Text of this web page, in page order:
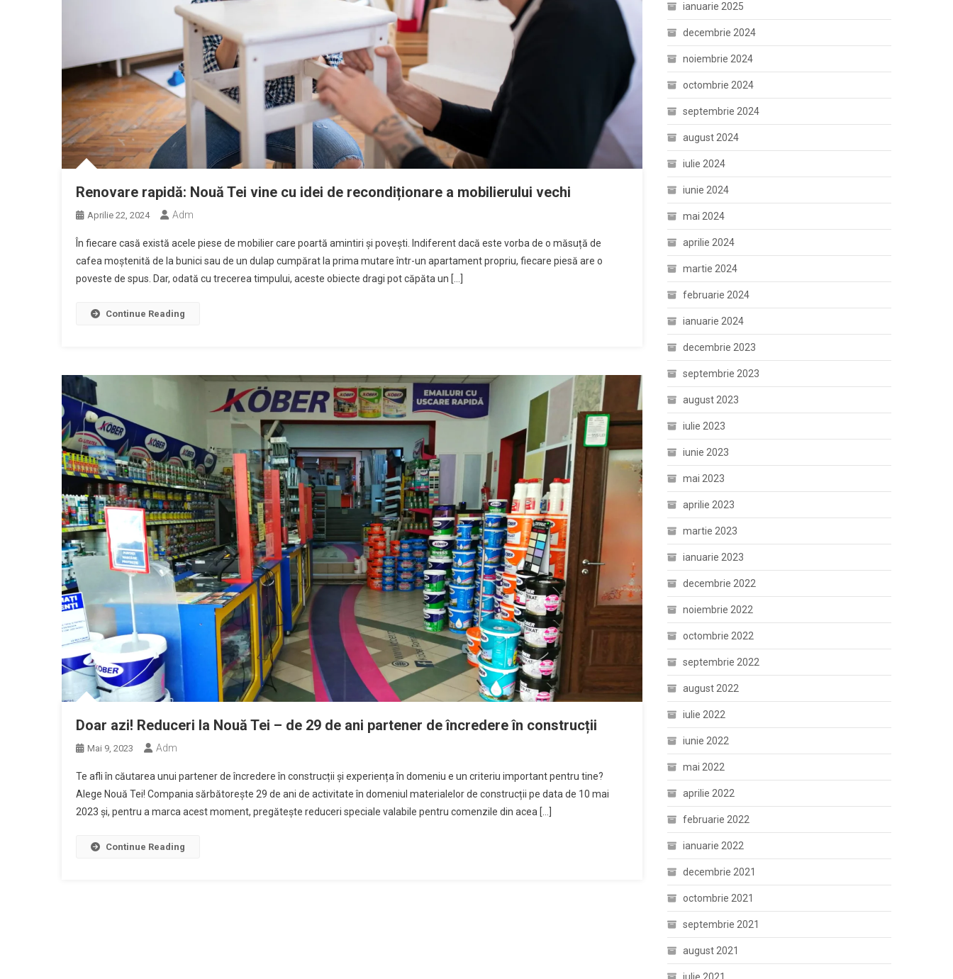
Renovare rapidă: Nouă Tei vine cu idei de recondiționare a mobilierului vechi
Aprilie 22, 2024 Adm
În fiecare casă există acele piese de mobilier care poartă amintiri și povești. Indiferent dacă este vorba de o măsuță de
cafea moștenită de la bunici sau de un dulap cumpărat la prima mutare într-un apartament propriu, fiecare piesă are o
poveste de spus. Dar, odată cu trecerea timpului, aceste obiecte dragi pot căpăta un […]
Continue Reading
Doar azi! Reduceri la Nouă Tei – de 29 de ani partener de încredere în construcții
Mai 9, 2023 Adm
Te afli în căutarea unui partener de încredere în construcții și experiența în domeniu e un criteriu important pentru tine?
Alege Nouă Tei! Compania sărbătorește 29 de ani de activitate în domeniul materialelor de construcții pe data de 10 mai
2023 și, pentru a marca acest moment, pregătește reduceri speciale valabile pentru comenzile din acea […]
Continue Reading
ianuarie 2025
decembrie 2024
noiembrie 2024
octombrie 2024
septembrie 2024
august 2024
iulie 2024
iunie 2024
mai 2024
aprilie 2024
martie 2024
februarie 2024
ianuarie 2024
decembrie 2023
septembrie 2023
august 2023
iulie 2023
iunie 2023
mai 2023
aprilie 2023
martie 2023
ianuarie 2023
decembrie 2022
noiembrie 2022
octombrie 2022
septembrie 2022
august 2022
iulie 2022
iunie 2022
mai 2022
aprilie 2022
februarie 2022
ianuarie 2022
decembrie 2021
octombrie 2021
septembrie 2021
august 2021